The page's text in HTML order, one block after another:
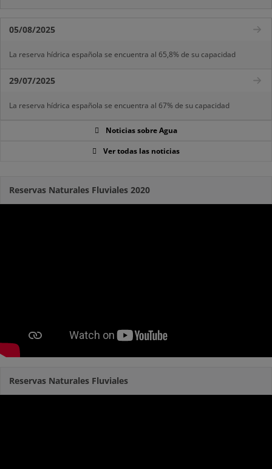
05/08/2025
La reserva hídrica española se encuentra al 65,8% de su capacidad
29/07/2025
La reserva hídrica española se encuentra al 67% de su capacidad
Noticias sobre Agua
Ver todas las noticias
Reservas Naturales Fluviales 2020
Reservas Naturales Fluviales